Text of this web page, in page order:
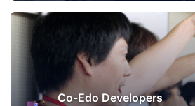
Co-Edo Developers